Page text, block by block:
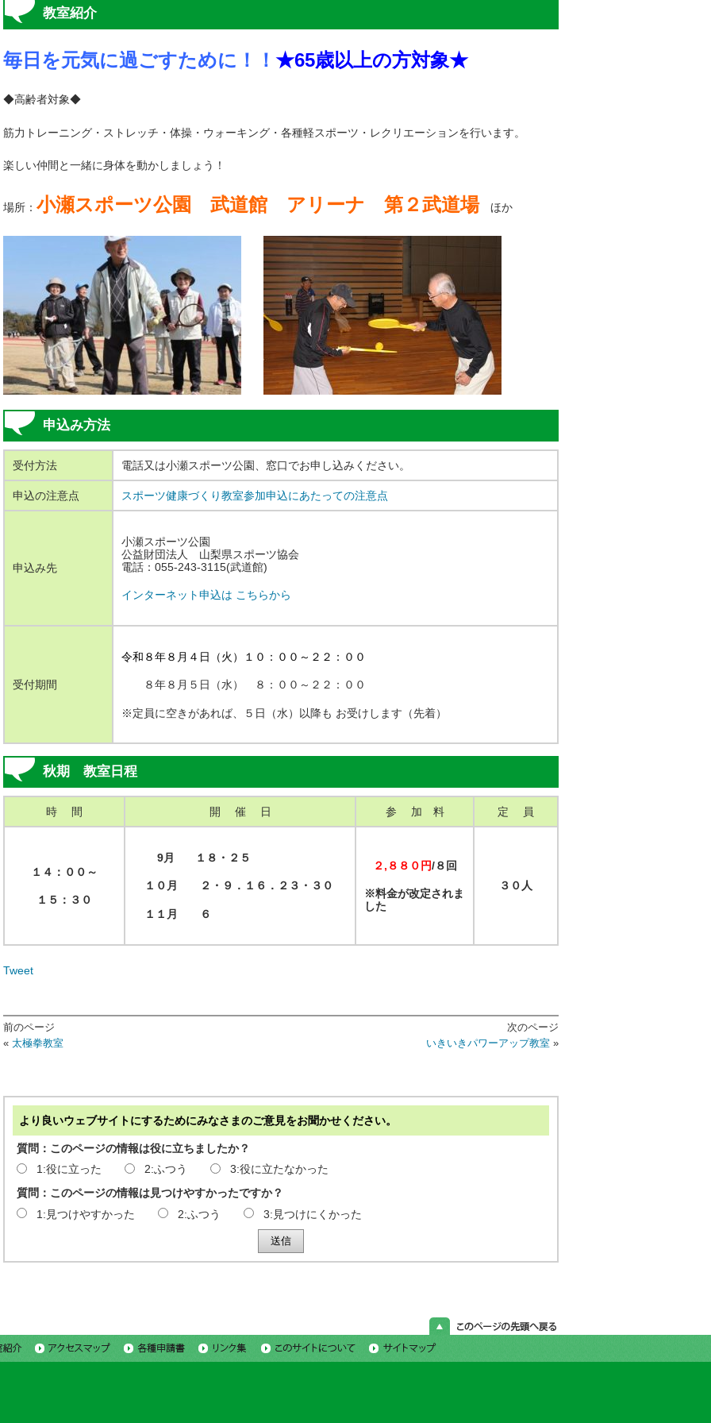
教室紹介
毎日を元気に過ごすために！！ ★65歳以上の方対象★
◆高齢者対象◆
筋力トレーニング・ストレッチ・体操・ウォーキング・各種軽スポーツ・レクリエーションを行います。
楽しい仲間と一緒に身体を動かしましょう！
場所： 小瀬スポーツ公園 武道館 アリーナ 第２武道場ほか
申込み方法
受付方法 電話又は小瀬スポーツ公園、窓口でお申し込みください。
申込の注意点 スポーツ健康づくり教室参加申込にあたっての注意点
申込み先
小瀬スポーツ公園
公益財団法人 山梨県スポーツ協会
電話：055-243-3115(武道館)
インターネット申込は こちらから
受付期間
令和８年８月４ 日（火）１０：００～２２：００
８年８月５日（水） ８：００～２２：００
※定員に空きがあれば、５日（水）以降も お受けします（先着）
秋期 教室日程
時 間 開 催 日 参 加 料 定 員
１４：００～
１５：３０
9月 １８・２５
１０月 ２・９．１６．２３・３０
１１月 ６
２,８８０円/８回
※料金が改定されま
した
３０人
Tweet
前のページ
« 太極拳教室
次のページ
いきいきパワーアップ教室 »
より良いウェブサイトにするためにみなさまのご意見をお聞かせください。
質問：このページの情報は役に立ちましたか？
1:役に立った
2:ふつう
3:役に立たなかった
質問：このページの情報は見つけやすかったですか？
1:見つけやすかった
2:ふつう 3:見つけにくかった